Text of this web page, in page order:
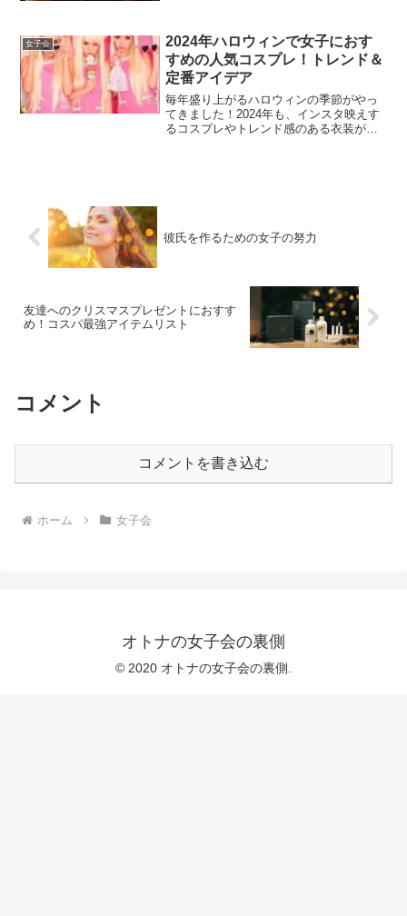
お店もあればアットホームだったり、周
りと友達になっちゃうような賑...
女子会
2024年ハロウィンで女子におす
すめの人気コスプレ！トレンド＆
定番アイデア
毎年盛り上がるハロウィンの季節がやっ
てきました！2024年も、インスタ映えす
るコスプレやトレンド感のある衣装がた
彼氏を作るための女子の努力
友達へのクリスマスプレゼントにおすす
め！コスパ最強アイテムリスト
コメント
コメントを書き込む
ホーム 女子会
オトナの女子会の裏側
© 2020 オトナの女子会の裏側.